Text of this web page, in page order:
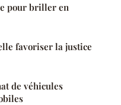
pour briller en
favoriser la justice
de véhicules